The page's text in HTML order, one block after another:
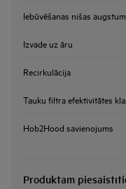
Iebūvēšanas nišas
Izvade uz āru
Recirkulācija
Tauku filtra efektivitātes
Hob2Hood savienojums
Produktam